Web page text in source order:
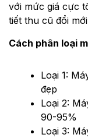
với mức giá cực
tiết thu cũ đổi
Cách phân loại
Loại 1:
đẹp
Loại 2:
90-95%
Loại 3: